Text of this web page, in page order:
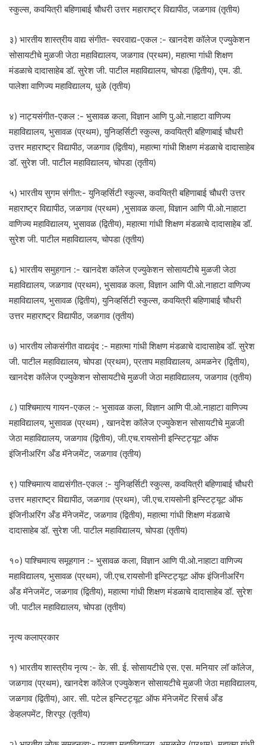
स्कुल्स, कवयित्री बहिणाबाई चौधरी उत्तर महाराष्ट्र विद्यापीठ, जळगाव (तृतीय)
३) भारतीय शास्त्रीय वाद्य संगीत- स्वरवाद्य-एकल :- खानदेश कॉलेज एज्युकेशन
सोसायटीचे मुळजी जेठा महाविद्यालय, जळगाव (प्रथम), महात्मा गांधी शिक्षण
मंडळाचे दादासाहेब डॉ. सुरेश जी. पाटील महाविद्यालय, चोपडा (द्वितीय), एम. डी.
पालेशा वाणिज्य महाविद्यालय, धुळे (तृतीय)
४) नाट्यसंगीत-एकल :- भुसावळ कला, विज्ञान आणि पु.ओ.नाहाटा वाणिज्य
महाविद्यालय, भुसावळ (प्रथम), युनिव्हर्सिटी स्कुल्स, कवयित्री बहिणाबाई चौधरी
उत्तर महाराष्ट्र विद्यापीठ, जळगाव (द्वितीय), महात्मा गांधी शिक्षण मंडळाचे दादासाहेब
डॉ. सुरेश जी. पाटील महाविद्यालय, चोपडा (तृतीय)
५) भारतीय सुगम संगीत:- युनिव्हर्सिटी स्कुल्स, कवयित्री बहिणाबाई चौधरी उत्तर
महाराष्ट्र विद्यापीठ, जळगाव (प्रथम) ,भुसावळ कला, विज्ञान आणि पी.ओ.नाहाटा
वाणिज्य महाविद्यालय, भुसावळ (द्वितीय), महात्मा गांधी शिक्षण मंडळाचे दादासाहेब डॉ.
सुरेश जी. पाटील महाविद्यालय, चोपडा (तृतीय)
६) भारतीय समुहगान :- खानदेश कॉलेज एज्युकेशन सोसायटीचे मुळजी जेठा
महाविद्यालय, जळगाव (प्रथम), भुसावळ कला, विज्ञान आणि पी.ओ.नाहाटा वाणिज्य
महाविद्यालय, भुसावळ (द्वितीय), युनिव्हर्सिटी स्कुल्स, कवयित्री बहिणाबाई चौधरी
उत्तर महाराष्ट्र विद्यापीठ, जळगाव (तृतीय)
७) भारतीय लोकसंगीत वाद्यवृंद :- महात्मा गांधी शिक्षण मंडळाचे दादासाहेब डॉ. सुरेश
जी. पाटील महाविद्यालय, चोपडा (प्रथम), प्रताप महाविद्यालय, अमळनेर (द्वितीय),
खानदेश कॉलेज एज्युकेशन सोसायटीचे मुळजी जेठा महाविद्यालय, जळगाव (तृतीय)
८) पाश्चिमात्य गायन-एकल :- भुसावळ कला, विज्ञान आणि पी.ओ.नाहाटा वाणिज्य
महाविद्यालय, भुसावळ (प्रथम) , खानदेश कॉलेज एज्युकेशन सोसायटीचे मुळजी
जेठा महाविद्यालय, जळगाव (द्वितीय), जी.एच.रायसोनी इन्स्टिट्यूट ऑफ
इंजिनीअरिंग अँड मॅनेजमेंट, जळगाव (तृतीय)
९) पाश्चिमात्य वाद्यसंगीत-एकल :- युनिव्हर्सिटी स्कुल्स, कवयित्री बहिणाबाई चौधरी
उत्तर महाराष्ट्र विद्यापीठ, जळगाव (प्रथम), जी.एच.रायसोनी इन्स्टिट्यूट ऑफ
इंजिनीअरिंग अँड मॅनेजमेंट, जळगाव (द्वितीय), महात्मा गांधी शिक्षण मंडळाचे
दादासाहेब डॉ. सुरेश जी. पाटील महाविद्यालय, चोपडा (तृतीय)
१०) पाश्चिमात्य समूहगान :- भुसावळ कला, विज्ञान आणि पी.ओ.नाहाटा वाणिज्य
महाविद्यालय, भुसावळ (प्रथम), जी.एच.रायसोनी इन्स्टिट्यूट ऑफ इंजिनीअरिंग
अँड मॅनेजमेंट, जळगाव (द्वितीय), महात्मा गांधी शिक्षण मंडळाचे दादासाहेब डॉ. सुरेश
जी. पाटील महाविद्यालय, चोपडा (तृतीय)
नृत्य कलाप्रकार
१) भारतीय शास्त्रीय नृत्य :- के. सी. ई. सोसायटीचे एस. एस. मनियार लॉ कॉलेज,
जळगाव (प्रथम), खानदेश कॉलेज एज्युकेशन सोसायटीचे मुळजी जेठा महाविद्यालय,
जळगाव (द्वितीय), आर. सी. पटेल इन्स्टिट्यूट ऑफ मॅनेजमेंट रिसर्च अँड
डेव्हलपमेंट, शिरपूर (तृतीय)